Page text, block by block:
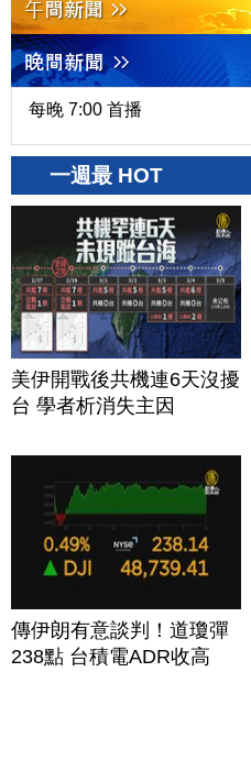
每晚 7:00 首播
一週最 HOT
美伊開戰後共機連6天沒擾
台 學者析消失主因
傳伊朗有意談判！道瓊彈
238點 台積電ADR收高